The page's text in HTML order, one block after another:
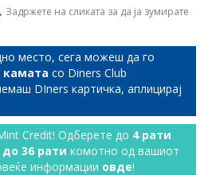
Задржете на сликата за да ја зумирате
место, сега можеш да го
камата со Diners Club
DIners картичка, аплицирај
Credit! Одберете до 4 рати
36 рати комотно од вашиот
информации овде!